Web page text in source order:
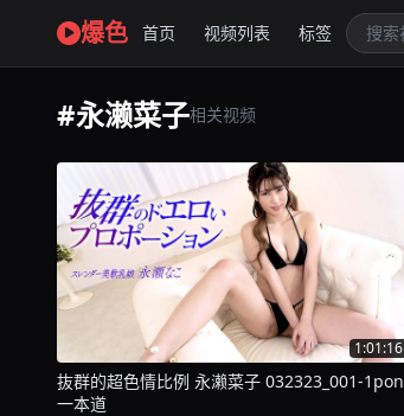
爆色 首页 视频列表 标签
#永濑菜子相关视频
1:01:16
抜群的超色情比例 永濑菜子 032323_001-1pon
一本道